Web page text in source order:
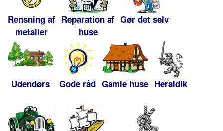
Rensning af
metaller
Reparation af
huse
Gør det selv
Udendørs Gode råd Gamle huse Heraldik